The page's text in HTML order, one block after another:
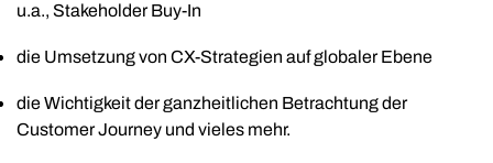
u.a., Stakeholder Buy-In
die Umsetzung von CX-Strategien auf globaler Ebene
die Wichtigkeit der ganzheitlichen Betrachtung der
Customer Journey und vieles mehr.